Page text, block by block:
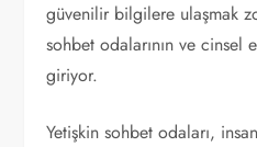
güvenilir bilgilere ulaşmak
sohbet odalarının ve cinsel
giriyor.
Yetişkin sohbet odaları,